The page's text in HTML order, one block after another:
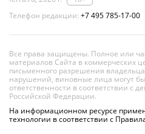
Телефон редакции: +7 495 785-17-00
Все права защищены. Полное или
материалов Сайта в коммерческих
письменного разрешения
нарушений, виновные лица могут
ответственности в соответствии с
Российской Федерации.
На информационном ресурсе
технологии в соответствии с